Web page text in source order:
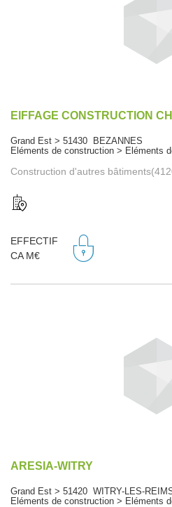
EIFFAGE CONSTRUCTION
Grand Est > 51430 BEZANNES
Eléments de construction > Eléments
Construction d'autres
EFFECTIF
CA M€
ARESIA-WITRY
Grand Est > 51420 WITRY-LES-
Eléments de construction > Eléments